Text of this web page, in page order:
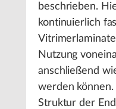
beschrieben.
kontinuierlich
Nutzung
anschließend
werden
Struktur der